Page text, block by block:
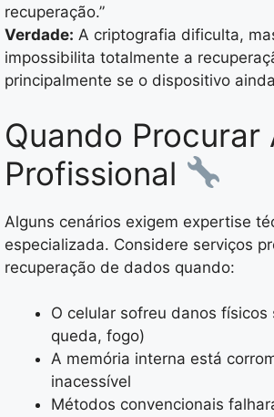
recuperação.”
Verdade: A criptografia dificulta,
impossibilita totalmente a
principalmente se o dispositivo
Quando Procurar
Profissional
Alguns cenários exigem expertise
especializada. Considere serviços
recuperação de dados quando:
O celular sofreu danos físicos
queda, fogo)
A memória interna está
inacessível
Métodos convencionais